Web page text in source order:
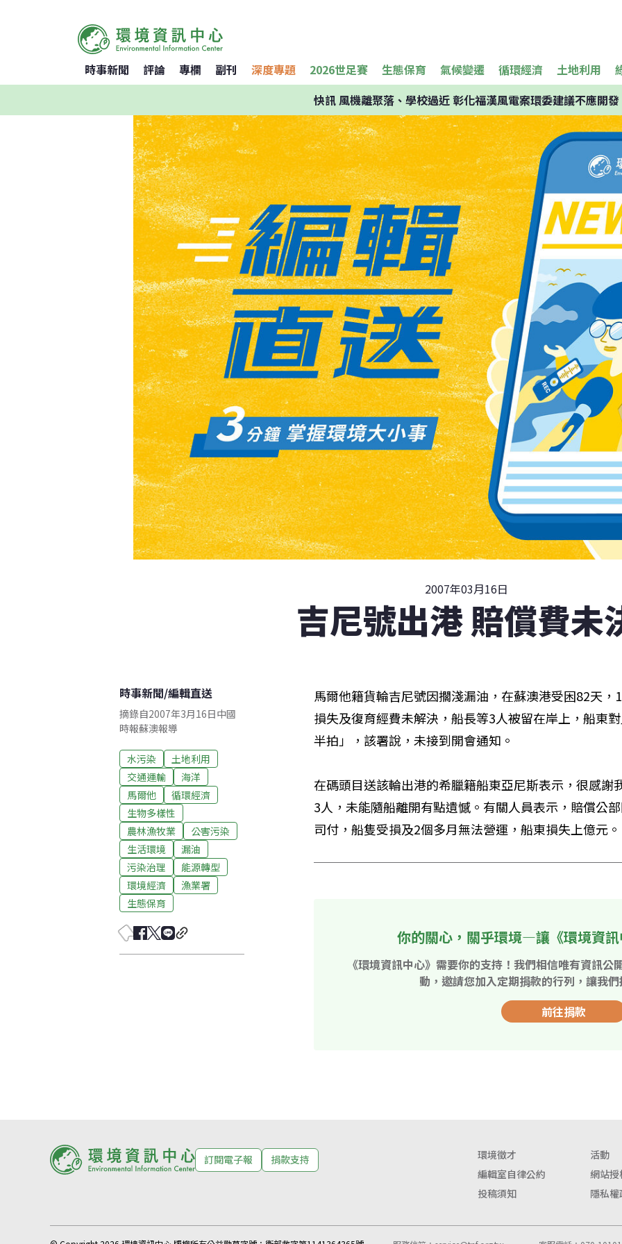
時事新聞 評論 專欄 副刊 深度專題 2026世足賽 生態保育 氣候變遷 循環經濟 土地利用
快訊風機離聚落、學校過近 彰化福漢風電案環委建議不應開發
2007年03月16日
吉尼號出港 賠償費未
時事新聞/編輯直送
摘錄自2007年3月16日中國
時報蘇澳報導
水污染
土地利用
交通運輸
海洋
馬爾他
循環經濟
生物多樣性
農林漁牧業
公害污染
生活環境
漏油
污染治理
能源轉型
環境經濟
漁業署
生態保育
馬爾他籍貨輪吉尼號因擱淺漏油，在蘇澳港受困82天
損失及復育經費未解決，船長等3人被留在岸上，船東
半拍」，該署說，未接到開會通知。
在碼頭目送該輪出港的希臘籍船東亞尼斯表示，很感謝
3人，未能隨船離開有點遺憾。有關人員表示，賠償公
司付，船隻受損及2個多月無法營運，船東損失上億元。
你的關心，關乎環境—讓《環境資
《環境資訊中心》需要你的支持！我們相信唯有資訊
動，邀請您加入定期捐款的行列，讓我
前往捐款
訂閱電子報 捐款支持 環境徵才
活動
編輯室自律公約
網站
投稿須知
隱私